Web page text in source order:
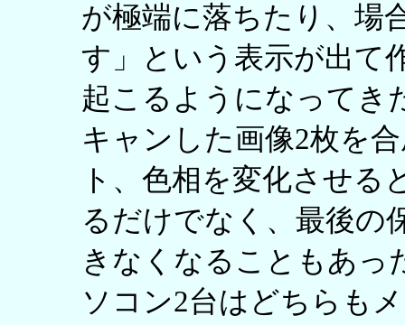
が極端に落ちたり、場
す」という表示が出て
起こるようになってき
キャンした画像2枚を
ト、色相を変化させる
るだけでなく、最後の
きなくなることもあっ
ソコン2台はどちらも